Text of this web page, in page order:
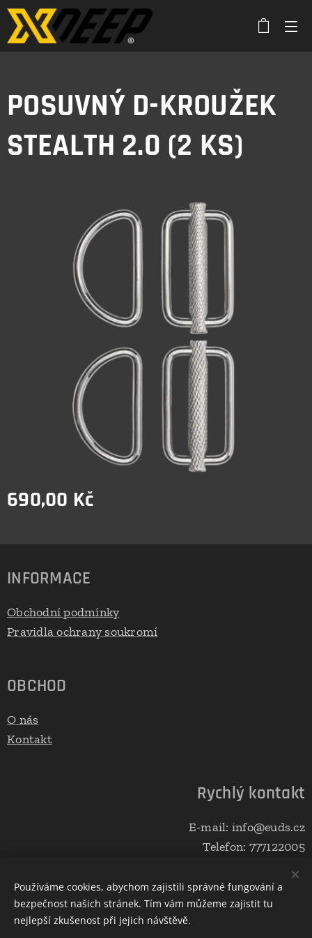
POSUVNÝ D-KROUŽEK
STEALTH 2.0 (2 KS)
690,00 Kč
INFORMACE
Obchodní podmínky
Pravidla ochrany soukromí
OBCHOD
O nás
Kontakt
Rychlý kontakt
E-mail: info@euds.cz
Telefon: 777122005
Vytvořeno službouWebnode Cookies
Používáme cookies, abychom zajistili správné fungování a
bezpečnost našich stránek. Tím vám můžeme zajistit tu
nejlepší zkušenost při jejich návštěvě.